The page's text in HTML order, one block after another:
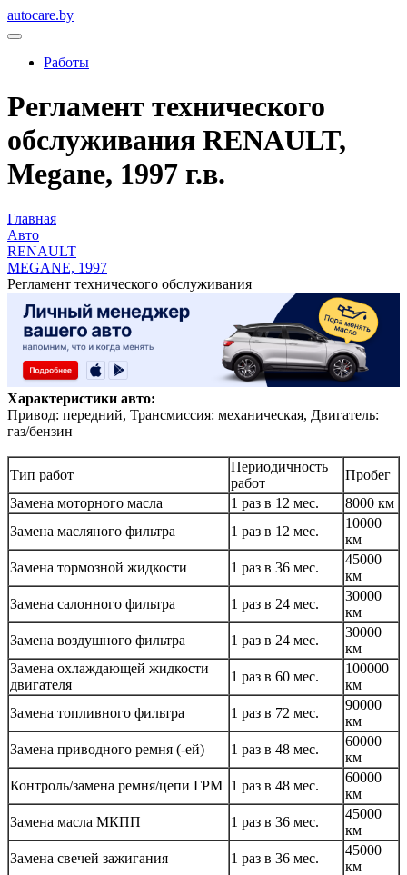
autocare.by
Работы
Регламент технического
обслуживания RENAULT,
Megane, 1997 г.в.
Главная
Авто
RENAULT
MEGANE, 1997
Регламент технического обслуживания
Характеристики авто:
Привод: передний, Трансмиссия: механическая, Двигатель:
газ/бензин
Тип работ
Периодичность
работ
Пробег
Замена моторного масла
1 раз в 12 мес.
8000 км
Замена масляного фильтра
1 раз в 12 мес.
10000
км
Замена тормозной жидкости
1 раз в 36 мес.
45000
км
Замена салонного фильтра
1 раз в 24 мес.
30000
км
Замена воздушного фильтра
1 раз в 24 мес.
30000
км
Замена охлаждающей жидкости
двигателя
1 раз в 60 мес.
100000
км
Замена топливного фильтра
1 раз в 72 мес.
90000
км
Замена приводного ремня (-ей)
1 раз в 48 мес.
60000
км
Контроль/замена ремня/цепи ГРМ 1 раз в 48 мес.
60000
км
Замена масла МКПП
1 раз в 36 мес.
45000
км
Замена свечей зажигания
1 раз в 36 мес.
45000
км